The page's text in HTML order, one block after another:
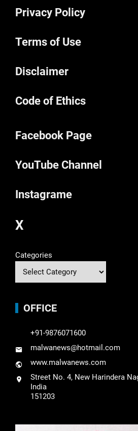
Privacy Policy
Terms of Use
Disclaimer
Code of Ethics
Facebook Page
YouTube Channel
Instagrame
X
Categories
OFFICE
+91-9876071600
malwanews@hotmail.com
www.malwanews.com
Street No. 4, New Harindera
India
151203